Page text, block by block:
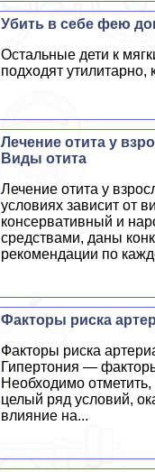
Убить в себе фею
Остальные дети к
подходят утилитарно,
Лечение отита у
Виды отита
Лечение отита у
условиях зависит от
консервативный и
средствами, даны
рекомендации по
Факторы риска
Факторы риска
Гипертония —
Необходимо отметить,
целый ряд условий,
влияние на...